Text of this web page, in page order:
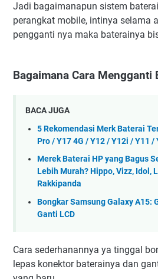
Jadi bagaimanapun sistem
perangkat mobile, intinya selama
pengganti nya maka baterainya
Bagaimana Cara Mengganti
BACA JUGA
5 Rekomendasi Merk Baterai
Pro / Y17 4G / Y12 / Y12i / Y11 /
Merek Baterai HP yang Bagus
Lebih Murah? Hippo, Vizz, Idol,
Rakkipanda
Bongkar Samsung Galaxy A15:
Ganti LCD
Cara sederhanannya ya tinggal
lepas konektor baterainya dan